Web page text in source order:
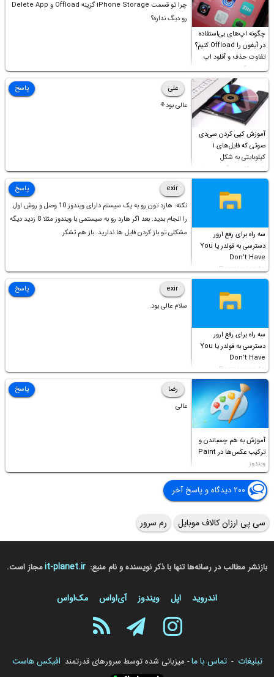
چگونه اپ‌های بی‌استفاده
در آیفون را Offload کنیم؟
تفاوت حذف و آفلود اپ
چیست؟
چرا تو قسمت iPhone Storage گزینه Offload و Delete App
رو دیگ نداره؟
آموزش کپی کردن سی‌دی
صوتی که فایل‌های ۱
کیلوبایتی به شکل
شورت‌کات در آن موجود
است!
علی
عالی بود⚘
پاسخ
سه راه برای رفع ارور
دسترسی به فولدر یا You
Don’t Have
Permission to
Access this folder
exir
نکته: هارد تون رو به یک سیستم دارای ویندوز 10 وصل و روش اول
را انجام بدید. بعد اگر هارد رو به سیستمی با ویندوز مثلا 8 زدید دیگه
مشکلی تو باز کردن فایل ها ندارید. باز هم تشکر
پاسخ
سه راه برای رفع ارور
دسترسی به فولدر یا You
Don’t Have
Permission to
Access this folder
exir
سلام عالی بود.
پاسخ
آموزش به هم چسباندن و
ترکیب عکس‌ها در Paint
ویندوز
رضا
عالی
پاسخ
۲۰۰ دیدگاه و پاسخ آخر
سی پی ارزان کالاف موبایل رم سرور
بازنشر مطالب در رسانه‌ها تنها با ذکر نویسنده و نام منبع: it-planet.irمجاز است.
اندروید اپل ویندوز آی‌او‌اس مک‌او‌اس
تبلیغات - تماس با ما- میزبانی شده توسط سرورهای قدرتمند افیکس هاست